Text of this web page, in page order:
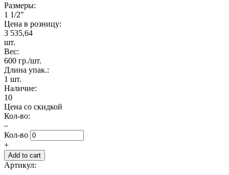
Размеры:
1 1/2"
Цена в розницу:
3 535,64
шт.
Вес:
600 гр./шт.
Длина упак.:
1 шт.
Наличие:
10
Цена со скидкой
Кол-во:
–
Кол-во
+
Артикул: